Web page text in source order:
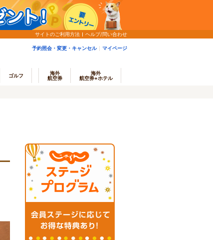
サイトのご利用方法 ヘルプ/問い合わせ
予約照会・変更・キャンセル マイページ
ゴルフ
海外
航空券
海外
航空券+ホテル